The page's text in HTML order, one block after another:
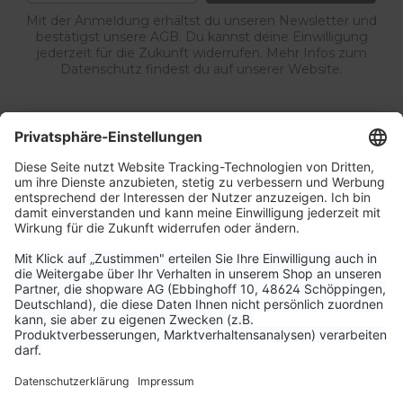
Mit der Anmeldung erhältst du unseren Newsletter und
bestätigst unsere AGB. Du kannst deine Einwilligung
jederzeit für die Zukunft widerrufen. Mehr Infos zum
Datenschutz findest du auf unserer Website.
Unternehmen
Aktuelle Themen